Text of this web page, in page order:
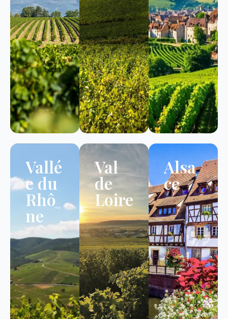
Vallé
e du
Rhô
ne
Val
de
Loire
Alsa
ce